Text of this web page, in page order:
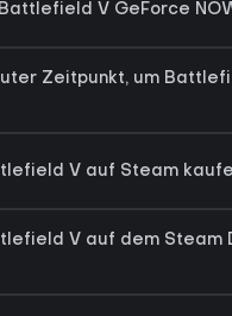
V GeForce
Zeitpunkt, um
V auf Steam
V auf dem Steam